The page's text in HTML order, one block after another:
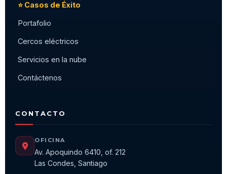
⭐ Casos de Éxito
Portafolio
Cercos eléctricos
Servicios en la nube
Contáctenos
CONTACTO
OFICINA
Av. Apoquindo 6410, of. 212
Las Condes, Santiago